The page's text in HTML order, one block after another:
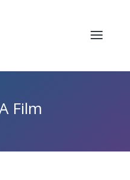
Film